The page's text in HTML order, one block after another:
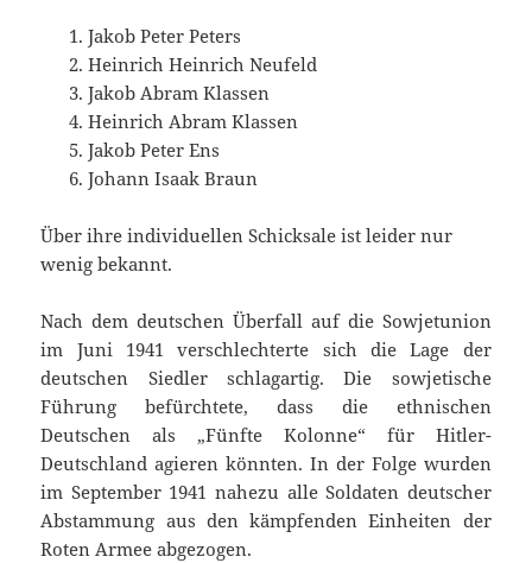
Jakob Peter Peters
Heinrich Heinrich Neufeld
Jakob Abram Klassen
Heinrich Abram Klassen
Jakob Peter Ens
Johann Isaak Braun
Über ihre individuellen Schicksale ist leider nur
wenig bekannt.
Nach dem deutschen Überfall auf die Sowjetunion
im Juni 1941 verschlechterte sich die Lage der
deutschen Siedler schlagartig. Die sowjetische
Führung befürchtete, dass die ethnischen
Deutschen als „Fünfte Kolonne“ für Hitler-
Deutschland agieren könnten. In der Folge wurden
im September 1941 nahezu alle Soldaten deutscher
Abstammung aus den kämpfenden Einheiten der
Roten Armee abgezogen.